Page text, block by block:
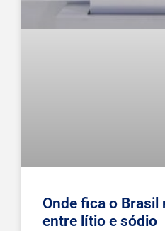
Onde fica o Brasil
entre lítio e sódio